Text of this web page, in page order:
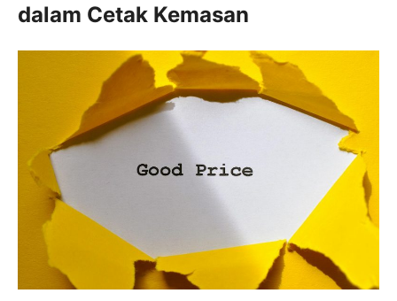
dalam Cetak Kemasan